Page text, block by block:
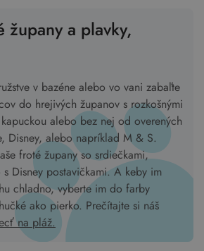
župany a plavky,
v bazéne alebo vo vani zabaľte
do hrejivých županov s rozkošnými
alebo bez nej od overených
Disney, alebo napríklad M & S.
froté župany so srdiečkami,
Disney postavičkami. A keby im
chladno, vyberte im do farby
ako pierko. Prečítajte si náš
na pláž.